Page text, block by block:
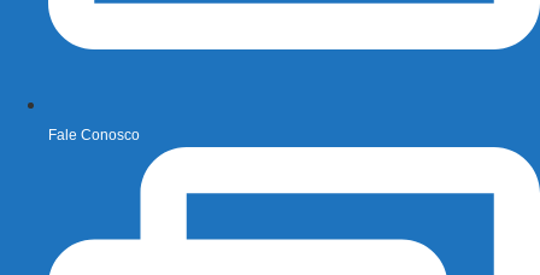
Fale Conosco